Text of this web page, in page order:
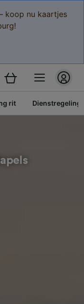
koop nu kaartjes
rit Dienstregeling